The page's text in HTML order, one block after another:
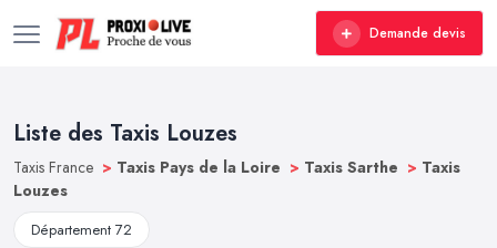
Demande devis
Liste des Taxis Louzes
Taxis France > Taxis Pays de la Loire > Taxis Sarthe > Taxis
Louzes
Département 72